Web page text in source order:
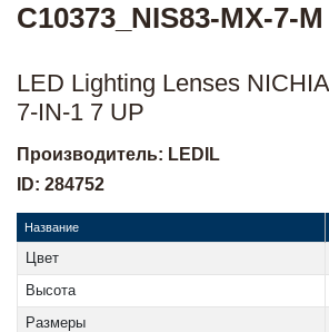
C10373_NIS83-MX-7-M
LED Lighting Lenses
7-IN-1 7 UP
Производитель: LEDIL
ID: 284752
Название
Цвет
Высота
Размеры